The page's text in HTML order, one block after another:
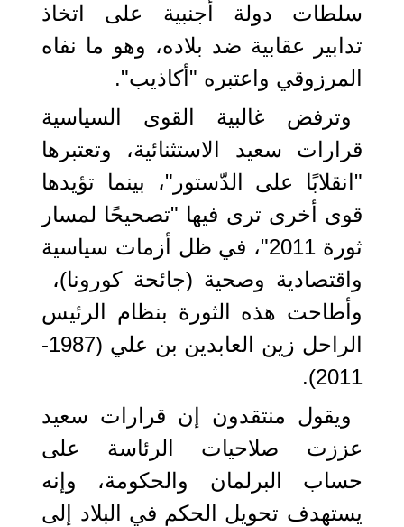
سلطات دولة أجنبية على اتخاذ
تدابير عقابية ضد بلاده، وهو ما نفاه
المرزوقي واعتبره "أكاذيب".
وترفض غالبية القوى السياسية
قرارات سعيد الاستثنائية، وتعتبرها
"انقلابًا على الدّستور"، بينما تؤيدها
قوى أخرى ترى فيها "تصحيحًا لمسار
ثورة 2011"، في ظل أزمات سياسية
واقتصادية وصحية (جائحة كورونا)، ​​​​
وأطاحت هذه الثورة بنظام الرئيس
الراحل زين العابدين بن علي (1987-
2011).
ويقول منتقدون إن قرارات سعيد
عززت صلاحيات الرئاسة على
حساب البرلمان والحكومة، وإنه
يستهدف تحويل الحكم في البلاد إلى